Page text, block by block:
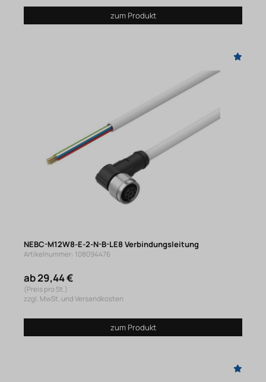
zum Produkt
NEBC-M12W8-E-2-N-B-LE8 Verbindungsleitung
Artikelnummer: 108094476
ab 29,44 €
(Preis pro St.)
zzgl. MwSt. und Versandkosten
zum Produkt